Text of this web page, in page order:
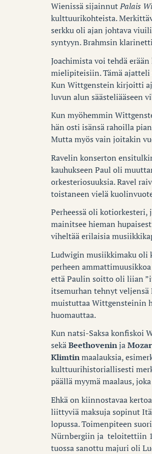
Wienissä sijainnutPalais
kulttuurikohteista.
serkku oli ajan johtava
syntyyn. Brahmsin
Joachimista voi tehdä
mielipiteisiin. Tämä ajatteli
Kun Wittgenstein kirjoitti
luvun alun säästeliääseen
Kun myöhemmin
hän osti isänsä rahoilla
Mutta myös vain joitakin
Ravelin konserton
kauhukseen Paul oli
orkesteriosuuksia. Ravel
toistaneen vielä
Perheessä oli
mainitsee hieman
viheltää erilaisia
Ludwigin musiikkimaku oli
perheen
että Paulin soitto oli liian
itsemurhan tehnyt
muistuttaa Wittgensteinin
huomauttaa.
Kun natsi-Saksa konfiskoi
sekäBeethoveninja
Klimtinmaalauksia,
kulttuurihistoriallisesti
päällä myymä maalaus,
Ehkä on kiinnostavaa
liittyviä maksuja sopinut
lopussa. Toimenpiteen
Nürnbergiin ja teloitettiin
tuossa sanottu majuri oli